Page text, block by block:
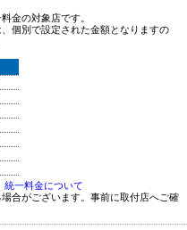
金の対象店です。
個別で設定された金額となりますの
統一料金について
合がございます。事前に取付店へご確